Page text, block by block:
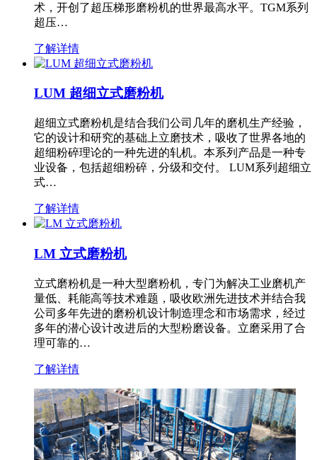
术，开创了超压梯形磨粉机的世界最高水平。TGM系列
超压…
了解详情
LUM 超细立式磨粉机
超细立式磨粉机是结合我们公司几年的磨机生产经验，
它的设计和研究的基础上立磨技术，吸收了世界各地的
超细粉碎理论的一种先进的轧机。本系列产品是一种专
业设备，包括超细粉碎，分级和交付。 LUM系列超细立
式…
了解详情
LM 立式磨粉机
立式磨粉机是一种大型磨粉机，专门为解决工业磨机产
量低、耗能高等技术难题，吸收欧洲先进技术并结合我
公司多年先进的磨粉机设计制造理念和市场需求，经过
多年的潜心设计改进后的大型粉磨设备。立磨采用了合
理可靠的…
了解详情